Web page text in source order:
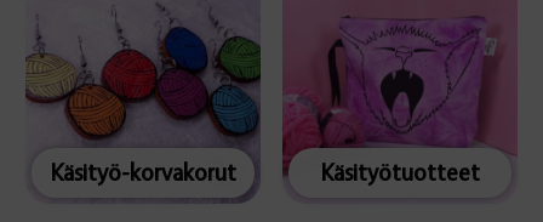
Käsityö-korvakorut Käsityötuotteet